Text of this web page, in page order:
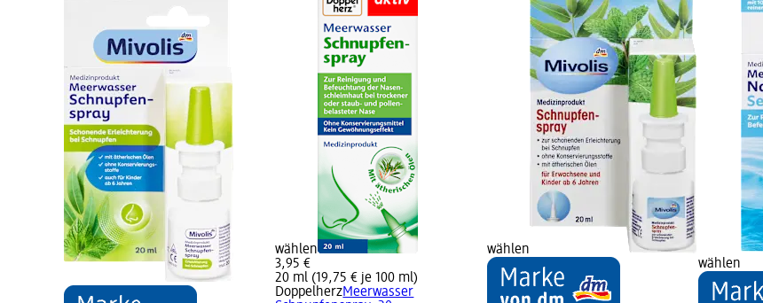
wählen
3,95 €
20 ml (19,75 € je 100 ml)
DoppelherzMeerwasser
wählen
wählen